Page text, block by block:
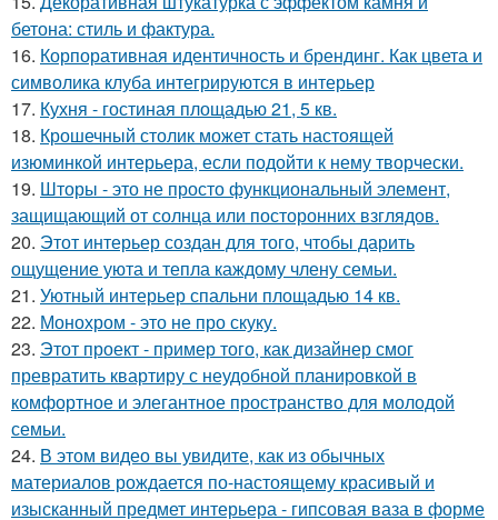
бетона: стиль и фактура.
16. Корпоративная идентичность и брендинг. Как цвета и
символика клуба интегрируются в интерьер
17. Кухня - гостиная площадью 21, 5 кв.
18. Крошечный столик может стать настоящей
изюминкой интерьера, если подойти к нему творчески.
19. Шторы - это не просто функциональный элемент,
защищающий от солнца или посторонних взглядов.
20. Этот интерьер создан для того, чтобы дарить
ощущение уюта и тепла каждому члену семьи.
21. Уютный интерьер спальни площадью 14 кв.
22. Монохром - это не про скуку.
23. Этот проект - пример того, как дизайнер смог
превратить квартиру с неудобной планировкой в
комфортное и элегантное пространство для молодой
семьи.
24. В этом видео вы увидите, как из обычных
материалов рождается по-настоящему красивый и
изысканный предмет интерьера - гипсовая ваза в форме